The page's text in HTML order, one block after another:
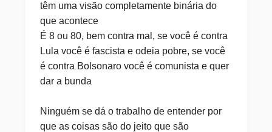
têm uma visão completamente binária do
que acontece
É 8 ou 80, bem contra mal, se você é contra
Lula você é fascista e odeia pobre, se você
é contra Bolsonaro você é comunista e quer
dar a bunda
Ninguém se dá o trabalho de entender por
que as coisas são do jeito que são